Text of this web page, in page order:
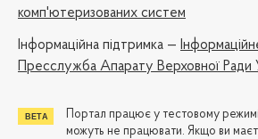
комп'ютеризованих систем
Iнформаційна підтримка —
Пресслужба Апарату Верховної Ради
Портал працює у тестовому
можуть не працювати. Якщо ви